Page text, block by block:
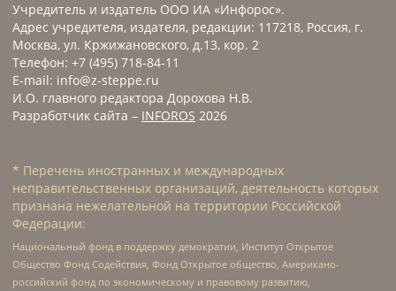
Учредитель и издатель ООО ИА «Инфорос».
Адрес учредителя, издателя, редакции: 117218, Россия, г.
Москва, ул. Кржижановского, д.13, кор. 2
Телефон: +7 (495) 718-84-11
E-mail: info@z-steppe.ru
И.О. главного редактора Дорохова Н.В.
Разработчик сайта – INFOROS 2026
* Перечень иностранных и международных
неправительственных организаций, деятельность которых
признана нежелательной на территории Российской
Федерации:
Национальный фонд в поддержку демократии, Институт Открытое
Общество Фонд Содействия, Фонд Открытое общество, Американо-
российский фонд по экономическому и правовому развитию,